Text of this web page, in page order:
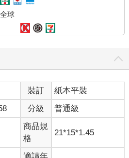
何時該停止分泌壓力荷爾蒙。但就像
些受體一旦過勞，就會開始罷工。更
會搞垮受體，也可能對神經元造成傷
迴。只要時間夠長，皮質醇甚至會變
，因為它身上布滿了讓皮質醇可以發
海馬迴偏小的情形，很可能正是這個
旦縮水，就會更難管理壓力，形成難
輪到運動這個超強盟友挺身而出了！
馬迴不受壓力侵蝕，讓它有機會奮力
大小。這或許就是為什麼我每天鍛鍊
力的原因吧。
球
裝訂
紙本平裝
分級 普通級
商品規
格
21*15*1.45